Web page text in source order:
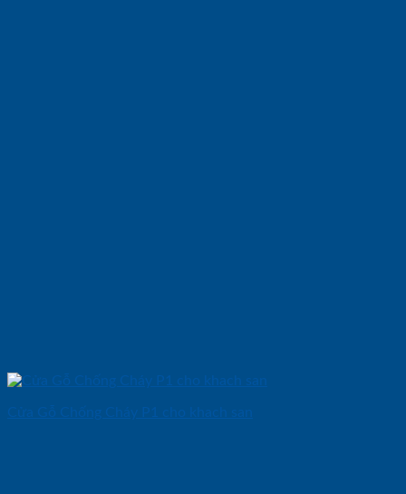
Cửa Gỗ Chống Cháy P1 cho khach san